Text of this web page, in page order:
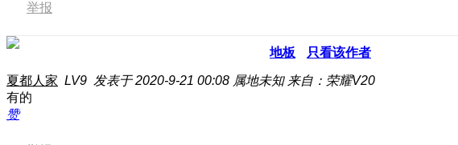
举报
地板 只看该作者
夏都人家 LV9 发表于 2020-9-21 00:08 属地未知 来自：荣耀V20
有的
赞